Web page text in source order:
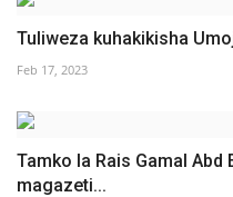
Tuliweza kuhakikisha
Feb 17, 2023
Tamko la Rais Gamal Abd
magazeti...